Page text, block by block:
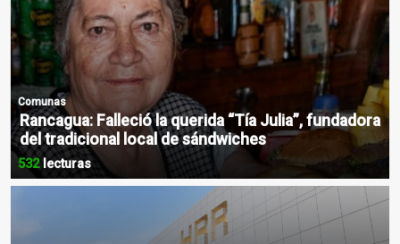
Comunas
Rancagua: Falleció la querida “Tía Julia”, fundadora
del tradicional local de sándwiches
532lecturas